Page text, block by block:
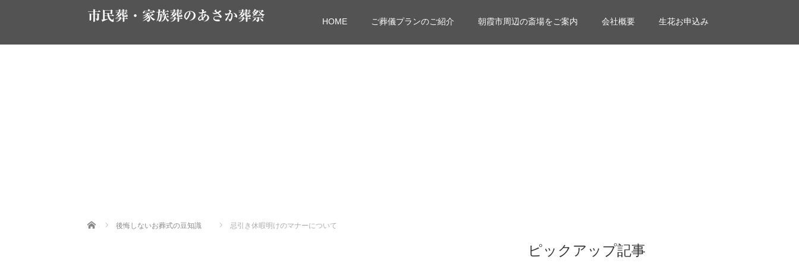
市民葬・家族葬のあさか葬祭 HOME ご葬儀プランのご紹介 朝霞市周辺の斎場をご案内 会社概要 生花お申込み
Home 後悔しないお葬式の豆知識 忌引き休暇明けのマナーについて
ピックアップ記事